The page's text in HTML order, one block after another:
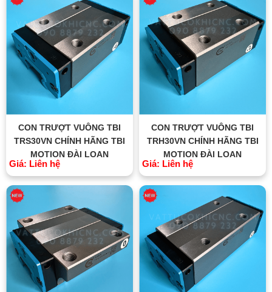
CON TRƯỢT VUÔNG TBI
TRS30VN CHÍNH HÃNG TBI
MOTION ĐÀI LOAN
Giá: Liên hệ
CON TRƯỢT VUÔNG TBI
TRH30VN CHÍNH HÃNG TBI
MOTION ĐÀI LOAN
Giá: Liên hệ